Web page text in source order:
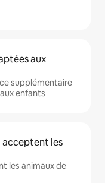
aux
supplémentaire
enfants
acceptent les
les animaux de